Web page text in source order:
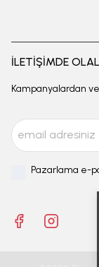
İLETİŞİMDE
Kampanyalardan
Pazarlama e-